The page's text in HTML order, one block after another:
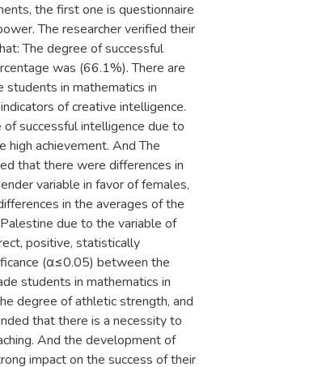
the first one is questionnaire
The researcher verified their
The degree of successful
was (66.1%). There are
in mathematics in
of creative intelligence.
successful intelligence due to
high achievement. And The
that there were differences in
variable in favor of females,
in the averages of the
due to the variable of
positive, statistically
(α≤0.05) between the
students in mathematics in
degree of athletic strength, and
that there is a necessity to
And the development of
impact on the success of their